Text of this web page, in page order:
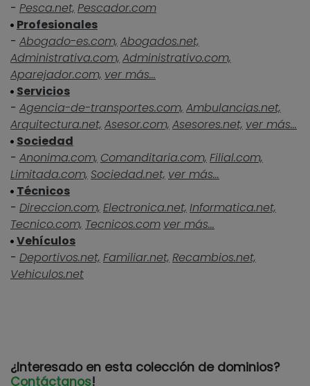
- Pesca.net, Pescador.com
Profesionales
- Abogado-es.com, Abogados.net,
Administrativa.com, Administrativo.com,
Aparejador.com, ver más...
Servicios
- Agencia-de-transportes.com, Ambulancias.net,
Arquitectura.net, Asesor.com, Asesores.net, ver más...
Sociedad
- Anonima.com, Comanditaria.com, Filial.com,
Limitada.com, Sociedad.net, ver más...
Técnicos
- Direccion.com, Electronica.net, Informatica.net,
Tecnico.com, Tecnicos.com ver más...
Vehículos
- Deportivos.net, Familiar.net, Recambios.net,
Vehiculos.net
¿Interesado en esta colección de dominios?
Contáctanos!